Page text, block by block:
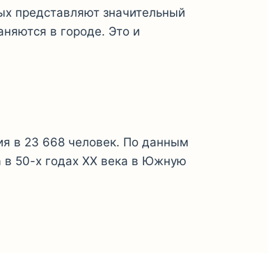
представляют значительный
в городе. Это и
в 23 668 человек. По данным
в 50-х годах XX века в Южную